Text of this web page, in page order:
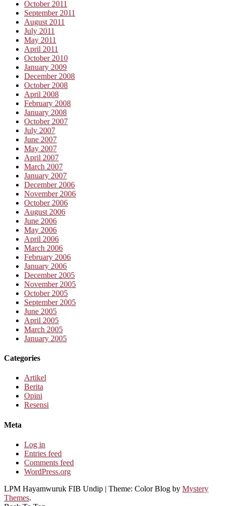
October 2011
September 2011
August 2011
July 2011
May 2011
April 2011
October 2010
January 2009
December 2008
October 2008
April 2008
February 2008
January 2008
October 2007
July 2007
June 2007
May 2007
April 2007
March 2007
January 2007
December 2006
November 2006
October 2006
August 2006
June 2006
May 2006
April 2006
March 2006
February 2006
January 2006
December 2005
November 2005
October 2005
September 2005
June 2005
April 2005
March 2005
January 2005
Categories
Artikel
Berita
Opini
Resensi
Meta
Log in
Entries feed
Comments feed
WordPress.org
LPM Hayamwuruk FIB Undip | Theme: Color Blog by Mystery
Themes.